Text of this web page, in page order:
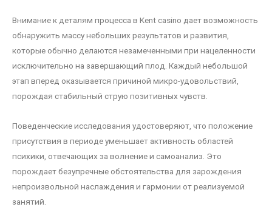
Внимание к деталям процесса в Kent casino дает возможность
обнаружить массу небольших результатов и развития,
которые обычно делаются незамеченными при нацеленности
исключительно на завершающий плод. Каждый небольшой
этап вперед оказывается причиной микро-удовольствий,
порождая стабильный струю позитивных чувств.
Поведенческие исследования удостоверяют, что положение
присутствия в периоде уменьшает активность областей
психики, отвечающих за волнение и самоанализ. Это
порождает безупречные обстоятельства для зарождения
непроизвольной наслаждения и гармонии от реализуемой
занятий.